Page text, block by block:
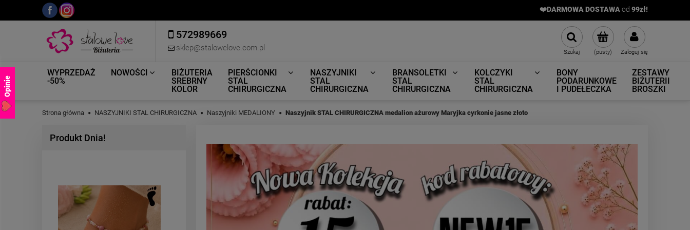
❤️DARMOWA DOSTAWA od 99zł!
572989669
sklep@stalowelove.com.pl (pusty) Zaloguj się
Szukaj
WYPRZEDAŻ
-50%
NOWOŚCI
BIŻUTERIA
SREBRNY
KOLOR
PIERŚCIONKI
STAL
CHIRURGICZNA
NASZYJNIKI
STAL
CHIRURGICZNA
BRANSOLETKI
STAL
CHIRURGICZNA
KOLCZYKI
STAL
CHIRURGICZNA
BONY
PODARUNKOWE
I PUDEŁECZKA
ZESTAWY
BIŻUTERII
BROSZKI
Strona główna NASZYJNIKI STAL CHIRURGICZNA Naszyjniki MEDALIONY Naszyjnik STAL CHIRURGICZNA medalion ażurowy Maryjka cyrkonie jasne złoto
Produkt Dnia!
Opinie